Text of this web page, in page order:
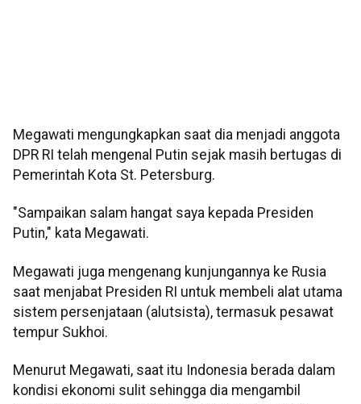
Megawati mengungkapkan saat dia menjadi anggota
DPR RI telah mengenal Putin sejak masih bertugas di
Pemerintah Kota St. Petersburg.
"Sampaikan salam hangat saya kepada Presiden
Putin," kata Megawati.
Megawati juga mengenang kunjungannya ke Rusia
saat menjabat Presiden RI untuk membeli alat utama
sistem persenjataan (alutsista), termasuk pesawat
tempur Sukhoi.
Menurut Megawati, saat itu Indonesia berada dalam
kondisi ekonomi sulit sehingga dia mengambil